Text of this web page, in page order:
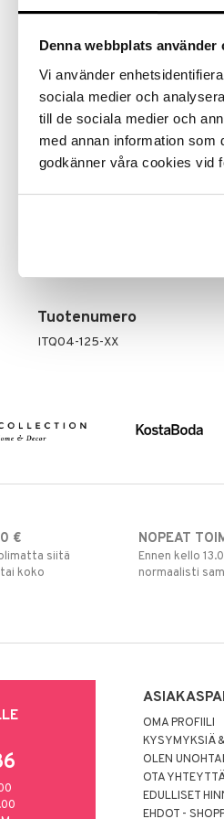
Denna webbplats använder
Vi använder
sociala medier och
till de sociala medier och
med annan information som
godkänner våra cookies vid
ALE - on aika
Tartu
Ale on
Näe
Tuotetieto
kesäsalaatissa. Tämä on
sardiinit ovat erinomainen
Tuotenumero
ITQ04-125-XX
€
siitä
koko
NOPEAT
Ennen kello
normaalisti
OMA PROFIILI
KYSYMYKSIÄ
OLEN
OTA
EDULLISET
EHDOT -